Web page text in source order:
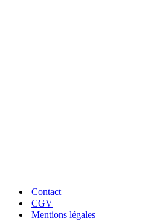
Contact
CGV
Mentions légales